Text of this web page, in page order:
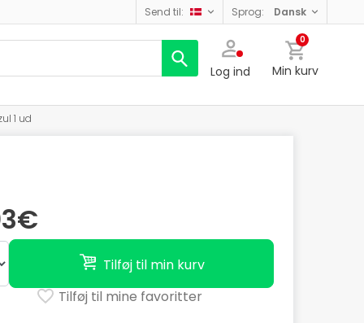
send til: sprog: dansk
Log ind
0
Min kurv
1 ud
Tilføj til min kurv
Tilføj til mine favoritter